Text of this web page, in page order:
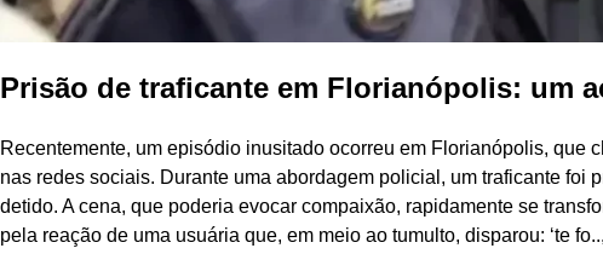
Prisão de traficante em Florianópolis: um
Recentemente, um episódio inusitado ocorreu em Florianópolis,
nas redes sociais. Durante uma abordagem policial, um traficante foi
detido. A cena, que poderia evocar compaixão, rapidamente se
pela reação de uma usuária que, em meio ao tumulto, disparou: ‘te